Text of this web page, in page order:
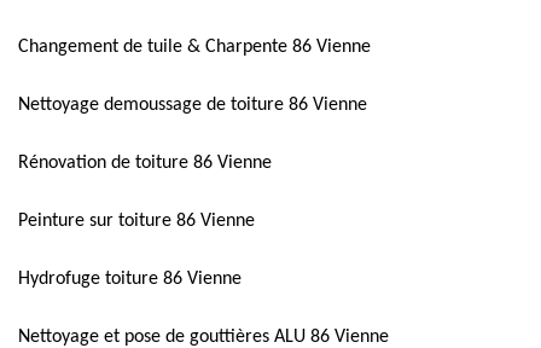
Changement de tuile & Charpente 86 Vienne
Nettoyage demoussage de toiture 86 Vienne
Rénovation de toiture 86 Vienne
Peinture sur toiture 86 Vienne
Hydrofuge toiture 86 Vienne
Nettoyage et pose de gouttières ALU 86 Vienne